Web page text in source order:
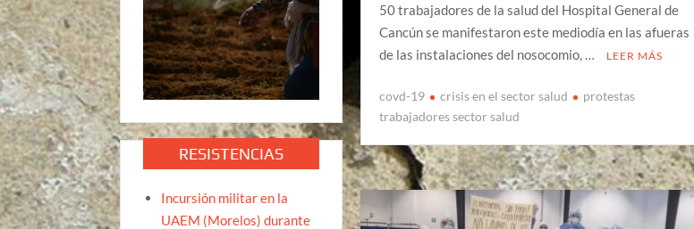
50 trabajadores de la salud del Hospital General de
Cancún se manifestaron este mediodía en las afueras
de las instalaciones del nosocomio, …
LEER MÁS
covd-19 crisis en el sector salud
protestas
trabajadores sector salud
RESISTENCIAS
Incursión militar en la
UAEM (Morelos) durante